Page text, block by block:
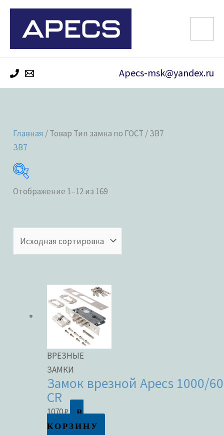
Перейти
содержимому
Apecs-msk@yandex.ru
Главная / Товар Тип замка по ГОСТ / ЗВ7
ЗВ7
Категории товаров
В наличии
В продаже
Отображение 1–12 из 169
ВРЕЗНЫЕ
ЗАМКИ
Замок врезной Apecs 1000/
CR
1070₽
В
КОРЗИНУ